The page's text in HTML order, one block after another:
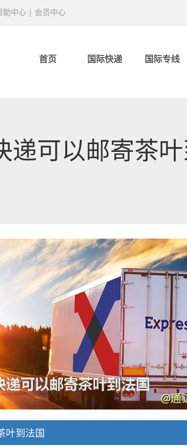
助中心 | 会员中心
首页 国际快递 国际专线
递可以邮寄茶
叶到法国